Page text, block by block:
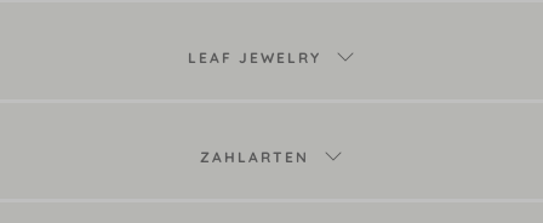
LEAF JEWELRY
ZAHLARTEN